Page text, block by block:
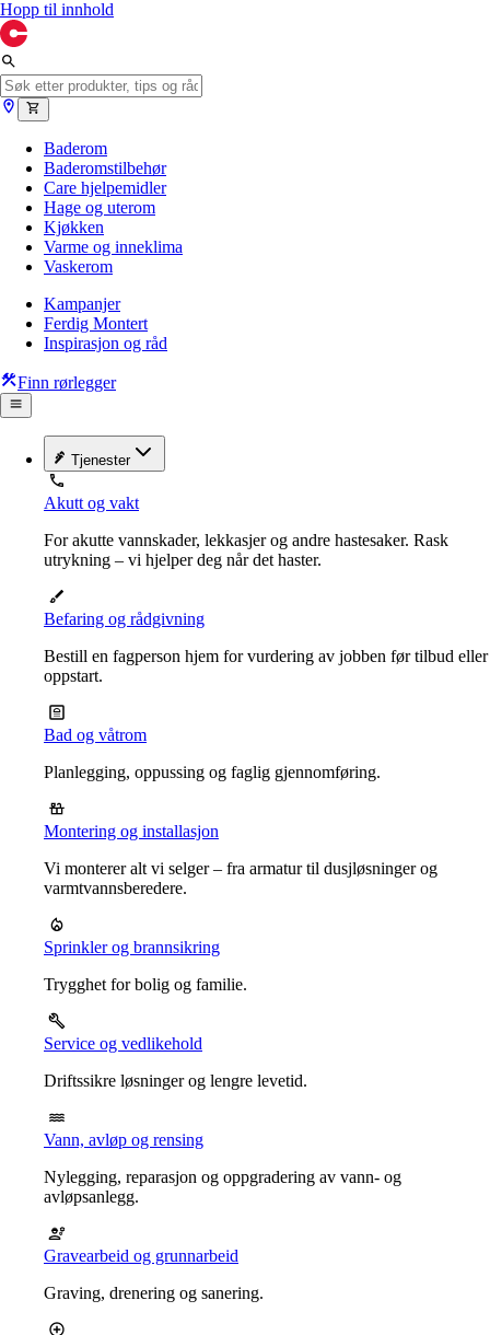
Hopp til innhold
Baderom
Baderomstilbehør
Care hjelpemidler
Hage og uterom
Kjøkken
Varme og inneklima
Vaskerom
Kampanjer
Ferdig Montert
Inspirasjon og råd
Finn rørlegger
Tjenester
Akutt og vakt
For akutte vannskader, lekkasjer og andre hastesaker. Rask
utrykning – vi hjelper deg når det haster.
Befaring og rådgivning
Bestill en fagperson hjem for vurdering av jobben før tilbud eller
oppstart.
Bad og våtrom
Planlegging, oppussing og faglig gjennomføring.
Montering og installasjon
Vi monterer alt vi selger – fra armatur til dusjløsninger og
varmtvannsberedere.
Sprinkler og brannsikring
Trygghet for bolig og familie.
Service og vedlikehold
Driftssikre løsninger og lengre levetid.
Vann, avløp og rensing
Nylegging, reparasjon og oppgradering av vann- og
avløpsanlegg.
Gravearbeid og grunnarbeid
Graving, drenering og sanering.